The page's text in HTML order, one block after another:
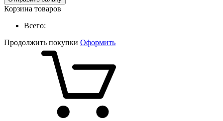
Корзина товаров
Всего:
Продолжить покупки Оформить